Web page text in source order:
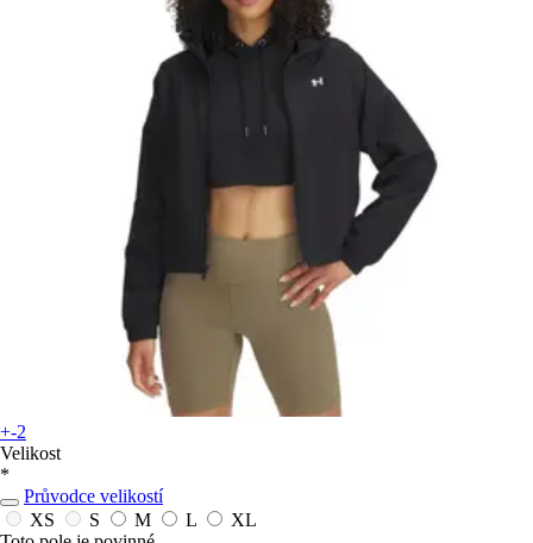
+-2
Velikost
*
Průvodce velikostí
XS
S M L
XL